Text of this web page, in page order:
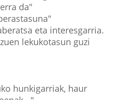
da"
eta interesgarria.
lekukotasun guzi
hunkigarriak, haur